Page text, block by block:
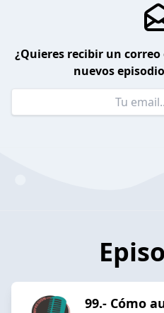
¿Quieres recibir un
nuevos
99.- Cómo